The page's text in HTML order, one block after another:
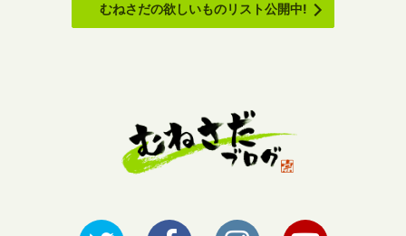
むねさだの欲しいものリスト公開中!